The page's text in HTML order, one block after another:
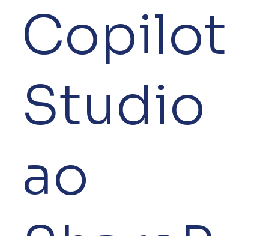
Copilot
Studio
ao